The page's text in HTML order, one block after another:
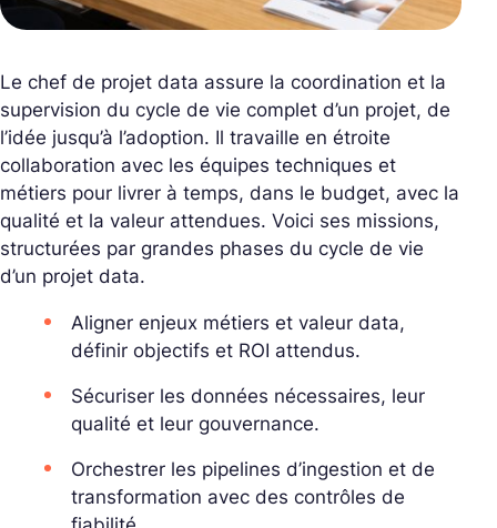
Le chef de projet data assure la coordination et la
supervision du cycle de vie complet d’un projet, de
l’idée jusqu’à l’adoption. Il travaille en étroite
collaboration avec les équipes techniques et
métiers pour livrer à temps, dans le budget, avec la
qualité et la valeur attendues. Voici ses missions,
structurées par grandes phases du cycle de vie
d’un projet data.
Aligner enjeux métiers et valeur data,
définir objectifs et ROI attendus.
Sécuriser les données nécessaires, leur
qualité et leur gouvernance.
Orchestrer les pipelines d’ingestion et de
transformation avec des contrôles de